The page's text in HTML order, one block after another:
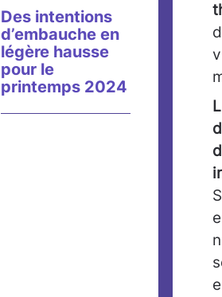
Des intentions
d’embauche en
légère hausse
pour le
printemps 2024